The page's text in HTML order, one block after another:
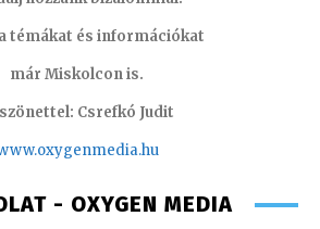
témákat és információkat
már Miskolcon is.
Csrefkó Judit
nmedia.hu
- OXYGEN MEDIA